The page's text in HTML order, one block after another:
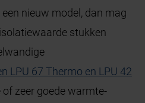
nieuw model, dan mag
stukken
LPU 67 Thermo en LPU 42
zeer goede warmte-